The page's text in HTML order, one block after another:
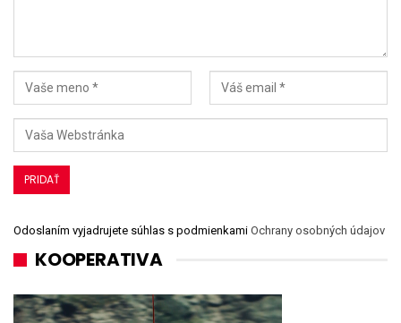
Odoslaním vyjadrujete súhlas s podmienkami Ochrany osobných údajov
KOOPERATIVA